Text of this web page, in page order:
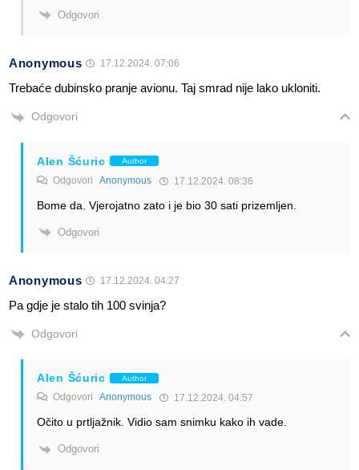
Odgovori
Anonymous 17.12.2024. 07:06
Trebaće dubinsko pranje avionu. Taj smrad nije lako ukloniti.
Odgovori
Alen Šćuric Author
Odgovori Anonymous 17.12.2024. 08:36
Bome da. Vjerojatno zato i je bio 30 sati prizemljen.
Odgovori
Anonymous 17.12.2024. 04:27
Pa gdje je stalo tih 100 svinja?
Odgovori
Alen Šćuric Author
Odgovori Anonymous 17.12.2024. 04:57
Očito u prtljažnik. Vidio sam snimku kako ih vade.
Odgovori